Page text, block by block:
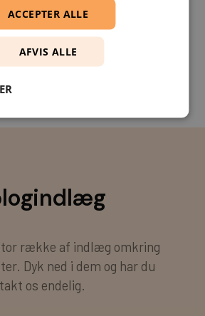
Du kan også
tekniske behov og
række af indlæg omkring
Dyk ned i dem og har du
os endelig.
ACCEPTER ALLE
AFVIS ALLE